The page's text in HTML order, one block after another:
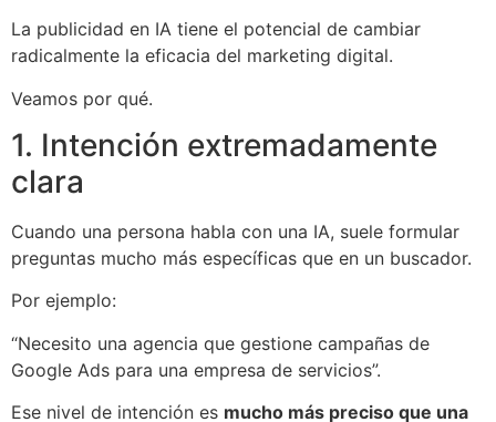
La publicidad en IA tiene el potencial de cambiar
radicalmente la eficacia del marketing digital.
Veamos por qué.
1. Intención extremadamente
clara
Cuando una persona habla con una IA, suele formular
preguntas mucho más específicas que en un buscador.
Por ejemplo:
“Necesito una agencia que gestione campañas de
Google Ads para una empresa de servicios”.
Ese nivel de intención es mucho más preciso que una